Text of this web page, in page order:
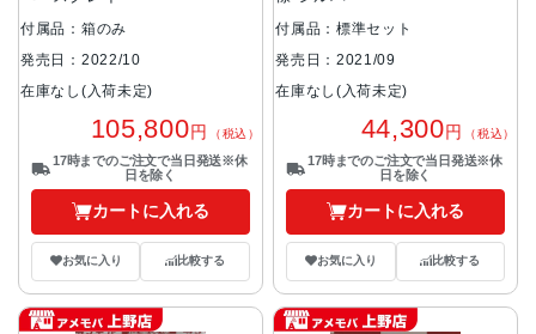
付属品：箱のみ
発売日：2022/10
在庫なし(入荷未定)
105,800円 （税込）
17時までのご注文で当日発送※休
日を除く
カートに入れる
お気に入り 比較する
付属品：標準セット
発売日：2021/09
在庫なし(入荷未定)
44,300円 （税込）
17時までのご注文で当日発送※休
日を除く
カートに入れる
お気に入り 比較する